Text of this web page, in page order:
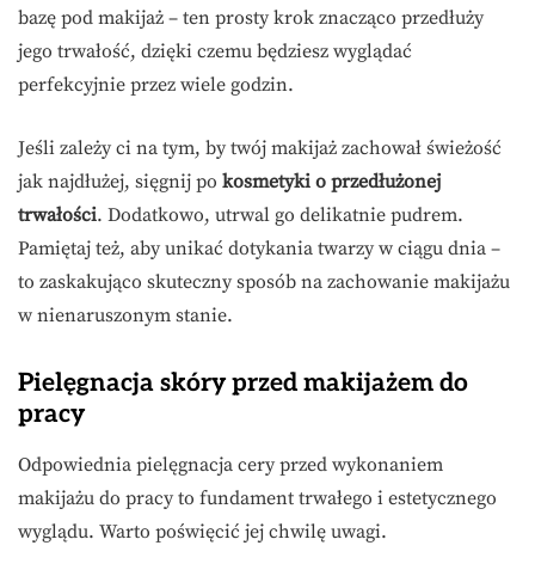
bazę pod makijaż – ten prosty krok znacząco przedłuży
jego trwałość, dzięki czemu będziesz wyglądać
perfekcyjnie przez wiele godzin.
Jeśli zależy ci na tym, by twój makijaż zachował świeżość
jak najdłużej, sięgnij po kosmetyki o przedłużonej
trwałości. Dodatkowo, utrwal go delikatnie pudrem.
Pamiętaj też, aby unikać dotykania twarzy w ciągu dnia –
to zaskakująco skuteczny sposób na zachowanie makijażu
w nienaruszonym stanie.
Pielęgnacja skóry przed makijażem do
pracy
Odpowiednia pielęgnacja cery przed wykonaniem
makijażu do pracy to fundament trwałego i estetycznego
wyglądu. Warto poświęcić jej chwilę uwagi.